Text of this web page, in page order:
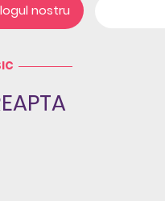
nostru